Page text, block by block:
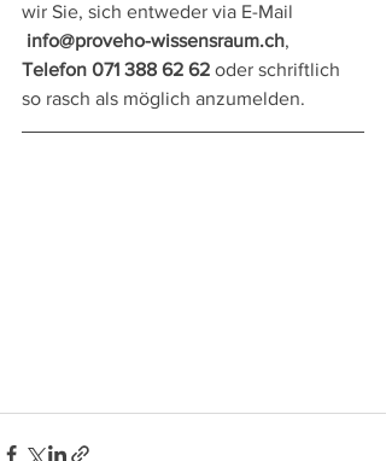
wir Sie, sich entweder via E-Mail
info@proveho-wissensraum.ch,
Telefon 071 388 62 62 oder schriftlich
so rasch als möglich anzumelden.